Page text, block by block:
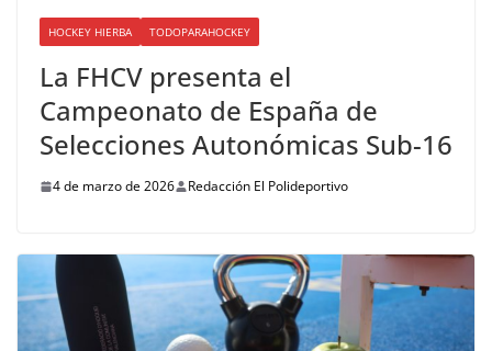
HOCKEY HIERBA TODOPARAHOCKEY
La FHCV presenta el
Campeonato de España de
Selecciones Autonómicas Sub-16
4 de marzo de 2026 Redacción El Polideportivo